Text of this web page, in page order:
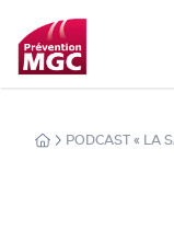
MON
PODCAST « LA